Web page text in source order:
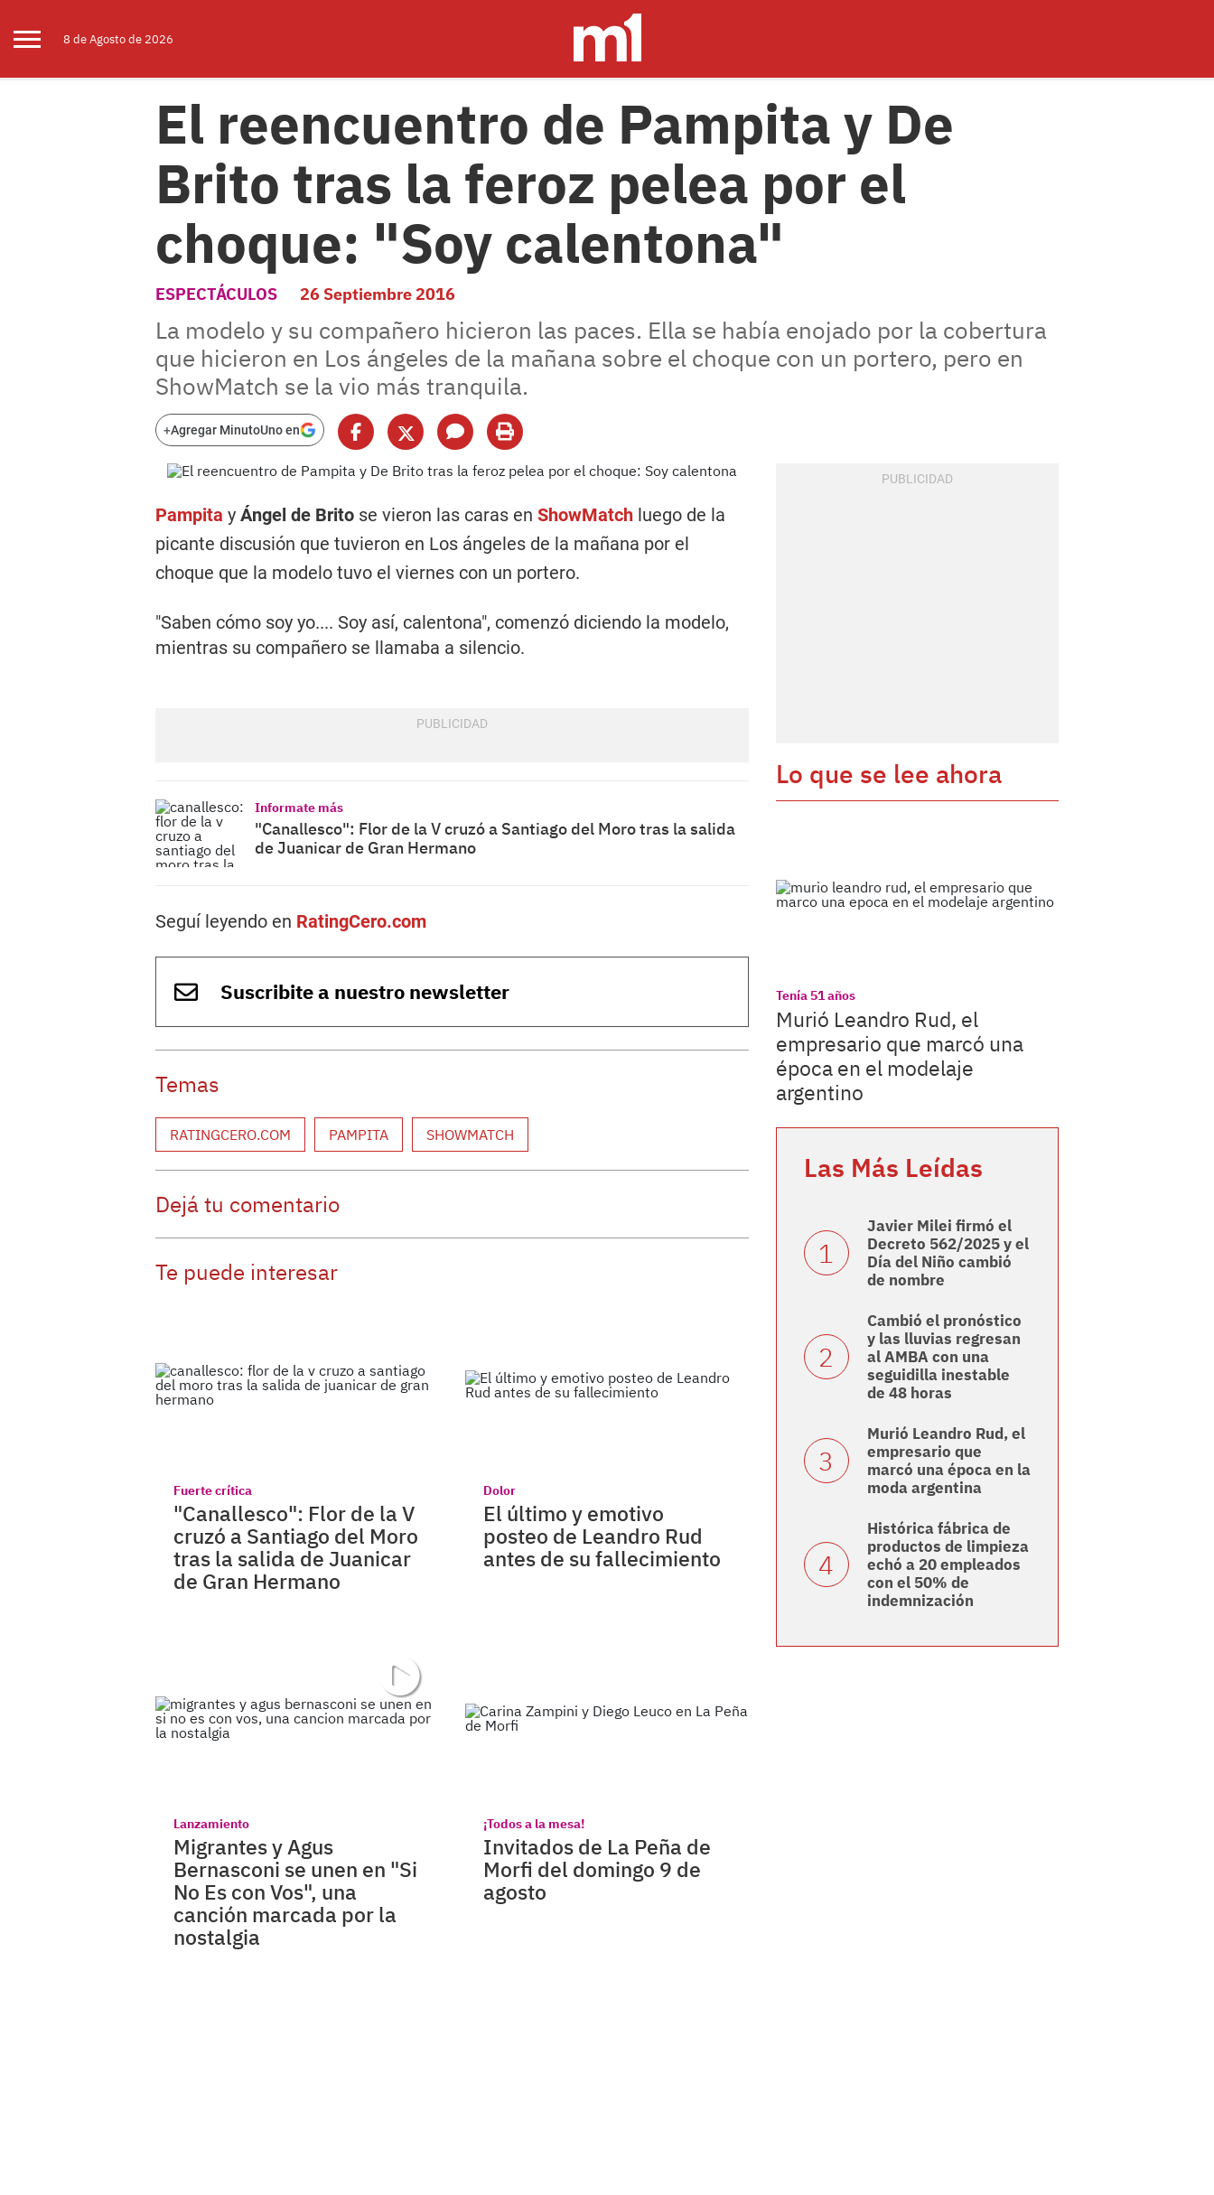
8 deAgostode 2026
El reencuentro de Pampita y De
Brito tras la feroz pelea por el
choque: "Soy calentona"
ESPECTÁCULOS 26 Septiembre 2016
La modelo y su compañero hicieron las paces. Ella se había enojado por la cobertura
que hicieron en Los ángeles de la mañana sobre el choque con un portero, pero en
ShowMatch se la vio más tranquila.
+Agregar MinutoUno en
Pampita y Ángel de Brito se vieron las caras en ShowMatch luego de la
picante discusión que tuvieron en Los ángeles de la mañana por el
choque que la modelo tuvo el viernes con un portero.
"Saben cómo soy yo.... Soy así, calentona", comenzó diciendo la modelo,
mientras su compañero se llamaba a silencio.
Informate más
"Canallesco": Flor de la V cruzó a Santiago del Moro tras la salida
de Juanicar de Gran Hermano
Seguí leyendo en RatingCero.com
Suscribite a nuestro newsletter
Temas
RATINGCERO.COM PAMPITA SHOWMATCH
Dejá tu comentario
Te puede interesar
Fuerte crítica
"Canallesco": Flor de la V
cruzó a Santiago del Moro
tras la salida de Juanicar
de Gran Hermano
Dolor
El último y emotivo
posteo de Leandro Rud
antes de su fallecimiento
Lanzamiento
Migrantes y Agus
Bernasconi se unen en "Si
No Es con Vos", una
canción marcada por la
nostalgia
¡Todos a la mesa!
Invitados de La Peña de
Morfi del domingo 9 de
agosto
Lo que se lee ahora
Tenía 51 años
Murió Leandro Rud, el
empresario que marcó una
época en el modelaje
argentino
Las Más Leídas
Javier Milei firmó el
Decreto 562/2025 y el
Día del Niño cambió
de nombre
Cambió el pronóstico
y las lluvias regresan
al AMBA con una
seguidilla inestable
de 48 horas
Murió Leandro Rud, el
empresario que
marcó una época en la
moda argentina
Histórica fábrica de
productos de limpieza
echó a 20 empleados
con el 50% de
indemnización